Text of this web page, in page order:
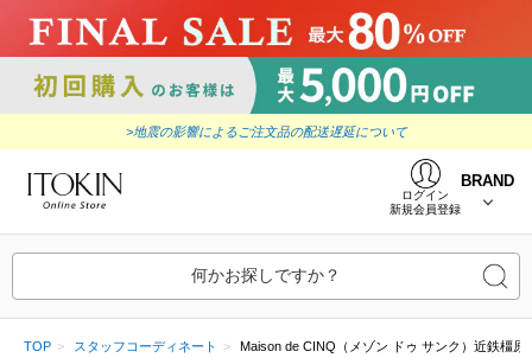
>地震の影響によるご注文品の配送遅延について
ログイン
新規会員登録
BRAND
何かお探しですか？
TOP スタッフコーディネート Maison de CINQ（メゾン ドゥ サンク）近鉄橿原